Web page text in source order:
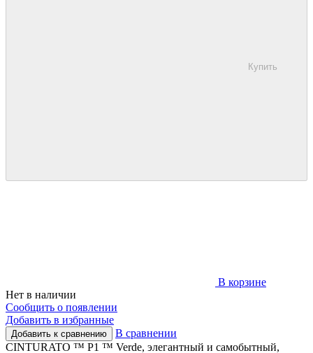
Купить
В корзине
Нет в наличии
Сообщить о появлении
Добавить в избранные
Добавить к сравнению
В сравнении
CINTURATO ™ P1 ™ Verde, элегантный и самобытный,